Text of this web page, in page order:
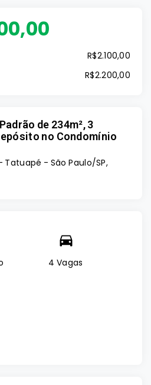
R$2.100,00
R$2.200,00
de 234m², 3
no Condomínio
Tatuapé - São Paulo/SP,
4 Vagas